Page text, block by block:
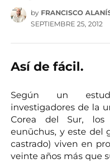
by FRANCISCO
SEPTIEMBRE 25, 2012
Así de fácil.
Según un
investigadores de la
Corea del Sur,
eunūchus, y este del
castrado) viven en
veinte años más que